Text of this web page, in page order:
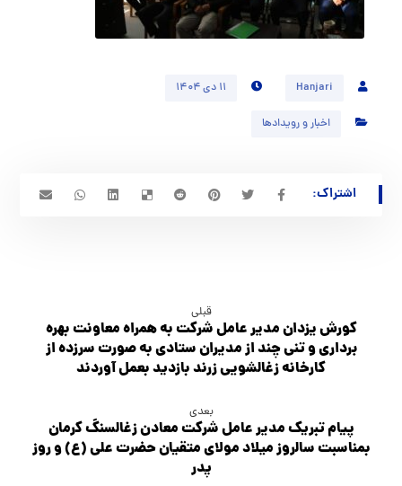
Hanjari ۱۱ دی ۱۴۰۴
اخبار و رویدادها
قبلی
کورش یزدان مدیر عامل شرکت به همراه معاونت بهره
برداری و تنی چند از مدیران ستادی به صورت سرزده از
کارخانه زغالشویی زرند بازدید بعمل آوردند
بعدی
پیام تبریک مدیر عامل شرکت معادن زغالسنگ کرمان
بمناسبت سالروز میلاد مولای متقیان حضرت علی (ع) و روز
پدر